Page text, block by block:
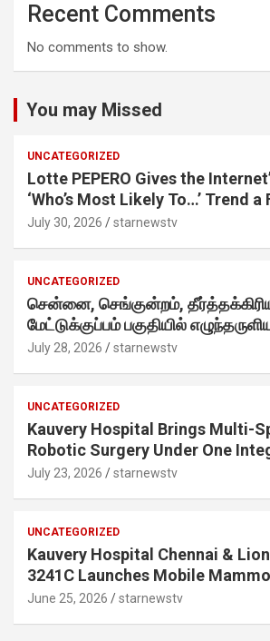
Recent Comments
No comments to show.
You may Missed
UNCATEGORIZED
Lotte PEPERO Gives the
‘Who’s Most Likely To…’ Trend a
Twist· ‘Certified Squad Favorite’ builds on an
July 30, 2026 starnewstv
UNCATEGORIZED
சென்னை, செங்குன்றம்,
மேட்டுக்குப்பம் பகுதியில்
ஸ்ரீதேவி முத்துமாரியம்மன் ஆலய
July 28, 2026 starnewstv
UNCATEGORIZED
Kauvery Hospital Brings Multi-
Robotic Surgery Under One
Programme Across Its Chennai
July 23, 2026 starnewstv
UNCATEGORIZED
Kauvery Hospital Chennai &
3241C Launches Mobile
Improve Access to Early Breast
June 25, 2026 starnewstv